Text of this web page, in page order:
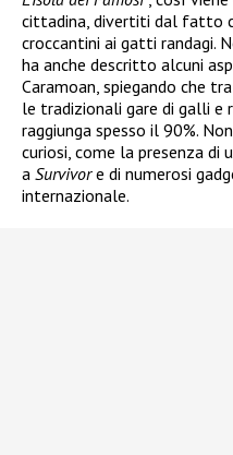
cittadina, divertiti dal fatto
croccantini ai gatti randagi.
ha anche descritto alcuni
Caramoan, spiegando che
le tradizionali gare di galli e
raggiunga spesso il 90%.
curiosi, come la presenza di
a Survivore di numerosi
internazionale.